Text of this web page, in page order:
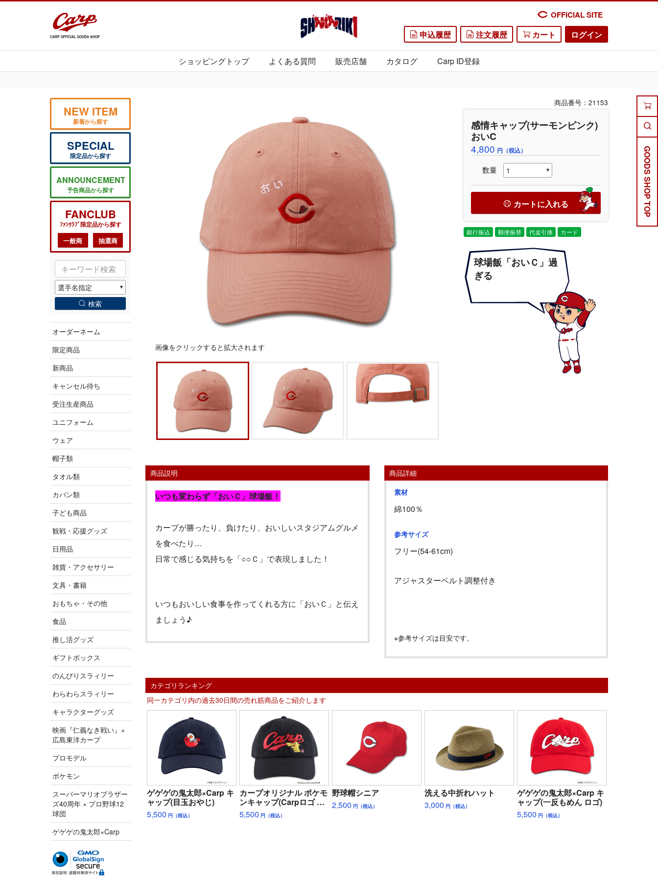
CARP OFFICIAL GOODS SHOP
OFFICIAL SITE
申込履歴 注文履歴 カート ログイン
ショッピングトップ よくある質問 販売店舗 カタログ Carp ID登録
NEW ITEM
新着から探す
SPECIAL
限定品から探す
ANNOUNCEMENT
予告商品から探す
FANCLUB
ﾌｧﾝｸﾗﾌﾞ限定品から探す
一般商
抽選商
検索
オーダーネーム
限定商品
新商品
キャンセル待ち
受注生産商品
ユニフォーム
ウェア
帽子類
タオル類
カバン類
子ども商品
観戦・応援グッズ
日用品
雑貨・アクセサリー
文具・書籍
おもちゃ・その他
食品
推し活グッズ
ギフトボックス
のんびりスラィリー
わらわらスラィリー
キャラクターグッズ
映画『仁義なき戦い』×
広島東洋カープ
プロモデル
ポケモン
スーパーマリオブラザー
ズ40周年 × プロ野球12
球団
ゲゲゲの鬼太郎×Carp
GOODS SHOP TOP
画像をクリックすると拡大されます
商品番号：21153
感情キャップ(サーモンピンク)
おいC
4,800 円（税込）
数量
カートに入れる
銀行振込 郵便振替 代金引換 カード
球場飯「おいＣ」過
ぎる
商品説明
いつも変わらず「おいＣ」球場飯！
カープが勝ったり、負けたり、おいしいスタジアムグルメ
を食べたり…
日常で感じる気持ちを「○○Ｃ」で表現しました！
いつもおいしい食事を作ってくれる方に「おいＣ」と伝え
ましょう♪
商品詳細
素材
綿100％
参考サイズ
フリー(54-61cm)
アジャスターベルト調整付き
※参考サイズは目安です。
カテゴリランキング
同一カテゴリ内の過去30日間の売れ筋商品をご紹介します
ゲゲゲの鬼太郎×Carp キ
ャップ(目玉おやじ)
5,500 円（税込）
カープオリジナル ポケモ
ンキャップ(Carpロゴ ピ
カチュウ)
5,500 円（税込）
野球帽シニア
2,500 円（税込）
洗える中折れハット
3,000 円（税込）
ゲゲゲの鬼太郎×Carp キ
ャップ(一反もめん ロゴ)
5,500 円（税込）